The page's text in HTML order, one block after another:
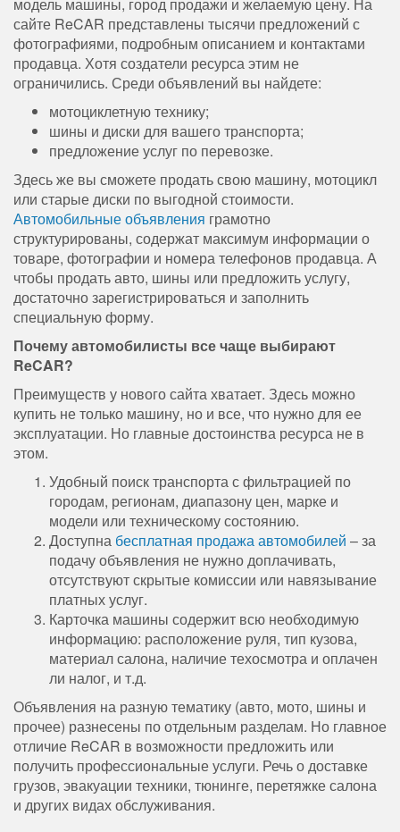
сайте ReCAR представлены тысячи предложений с
фотографиями, подробным описанием и контактами
продавца. Хотя создатели ресурса этим не
ограничились. Среди объявлений вы найдете:
мотоциклетную технику;
шины и диски для вашего транспорта;
предложение услуг по перевозке.
Здесь же вы сможете продать свою машину, мотоцикл
или старые диски по выгодной стоимости.
Автомобильные объявления грамотно
структурированы, содержат максимум информации о
товаре, фотографии и номера телефонов продавца. А
чтобы продать авто, шины или предложить услугу,
достаточно зарегистрироваться и заполнить
специальную форму.
Почему автомобилисты все чаще выбирают
ReCAR?
Преимуществ у нового сайта хватает. Здесь можно
купить не только машину, но и все, что нужно для ее
эксплуатации. Но главные достоинства ресурса не в
этом.
Удобный поиск транспорта с фильтрацией по
городам, регионам, диапазону цен, марке и
модели или техническому состоянию.
Доступна бесплатная продажа автомобилей – за
подачу объявления не нужно доплачивать,
отсутствуют скрытые комиссии или навязывание
платных услуг.
Карточка машины содержит всю необходимую
информацию: расположение руля, тип кузова,
материал салона, наличие техосмотра и оплачен
ли налог, и т.д.
Объявления на разную тематику (авто, мото, шины и
прочее) разнесены по отдельным разделам. Но главное
отличие ReCAR в возможности предложить или
получить профессиональные услуги. Речь о доставке
грузов, эвакуации техники, тюнинге, перетяжке салона
и других видах обслуживания.